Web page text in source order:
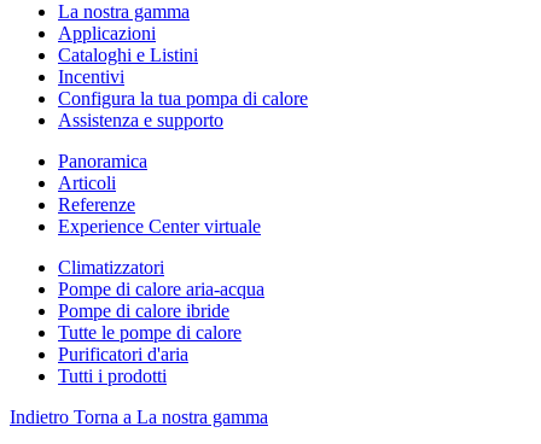
La nostra gamma
Applicazioni
Cataloghi e Listini
Incentivi
Configura la tua pompa di calore
Assistenza e supporto
Panoramica
Articoli
Referenze
Experience Center virtuale
Climatizzatori
Pompe di calore aria-acqua
Pompe di calore ibride
Tutte le pompe di calore
Purificatori d'aria
Tutti i prodotti
Indietro Torna a La nostra gamma